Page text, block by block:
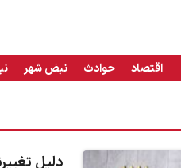
اقتصاد حوادث نبض شهر
دلیل